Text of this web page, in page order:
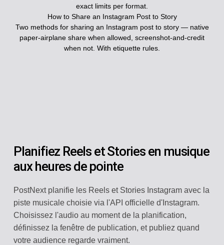
exact limits per format.
How to Share an Instagram Post to Story
Two methods for sharing an Instagram post to story — native
paper-airplane share when allowed, screenshot-and-credit
when not. With etiquette rules.
Planifiez Reels et Stories en musique
aux heures de pointe
PostNext planifie les Reels et Stories Instagram avec la
piste musicale choisie via l'API officielle d'Instagram.
Choisissez l'audio au moment de la planification,
définissez la fenêtre de publication, et publiez quand
votre audience regarde vraiment.